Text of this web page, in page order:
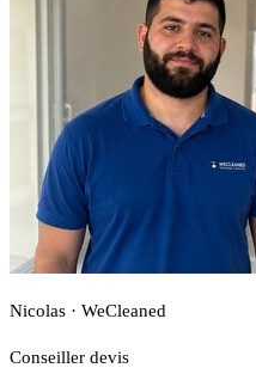
Nicolas · WeCleaned
Conseiller devis